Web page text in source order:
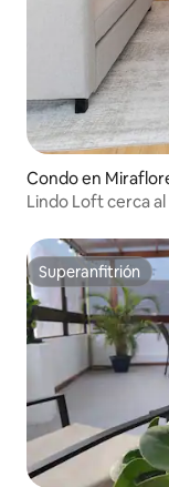
Condo en
Lindo Loft cerca
Superanfitrión
Superanfitrión